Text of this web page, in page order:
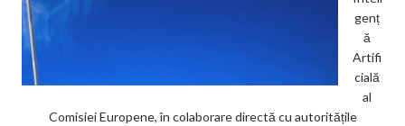
genț
ă
Artifi
cială
al
Comisiei Europene, în colaborare directă cu autoritățile